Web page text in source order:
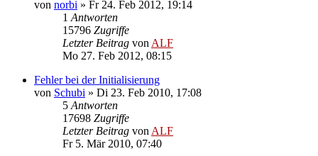
von norbi » Fr 24. Feb 2012, 19:14
1 Antworten
15796 Zugriffe
Letzter Beitrag von ALF
Mo 27. Feb 2012, 08:15
Fehler bei der Initialisierung
von Schubi » Di 23. Feb 2010, 17:08
5 Antworten
17698 Zugriffe
Letzter Beitrag von ALF
Fr 5. Mär 2010, 07:40